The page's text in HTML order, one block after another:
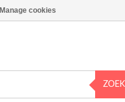
Manage cookies